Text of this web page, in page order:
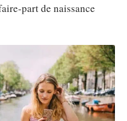
part de naissance